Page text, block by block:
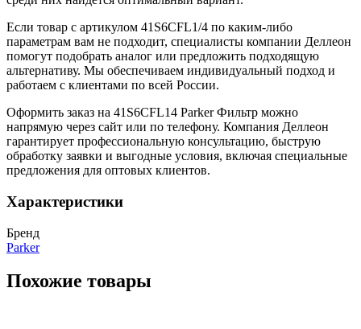
Если товар с артикулом 41S6CFL1/4 по каким-либо
параметрам вам не подходит, специалисты компании Деллеон
помогут подобрать аналог или предложить подходящую
альтернативу. Мы обеспечиваем индивидуальный подход и
работаем с клиентами по всей России.
Оформить заказ на 41S6CFL14 Parker Фильтр можно
напрямую через сайт или по телефону. Компания Деллеон
гарантирует профессиональную консультацию, быструю
обработку заявки и выгодные условия, включая специальные
предложения для оптовых клиентов.
Характеристики
Бренд
Parker
Похожие товары